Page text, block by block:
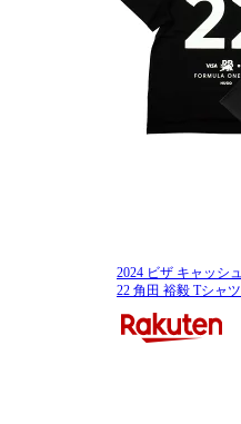
2024 ビザ キャッシ
22 角田 裕毅 Tシャ